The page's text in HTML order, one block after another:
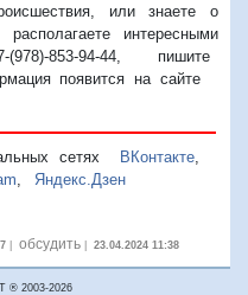
или знаете о
интересными
853-94-44, пишите
появится на сайте
сетях ВКонтакте,
Яндекс.Дзен
| обсудить| 23.04.2024 11:38
® 2003-2026